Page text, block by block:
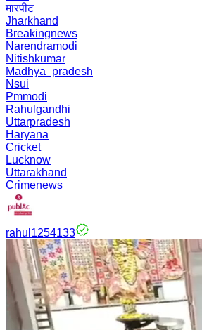
मारपीट
Jharkhand
Breakingnews
Narendramodi
Nitishkumar
Madhya_pradesh
Nsui
Pmmodi
Rahulgandhi
Uttarpradesh
Haryana
Cricket
Lucknow
Uttarakhand
Crimenews
rahul1254133